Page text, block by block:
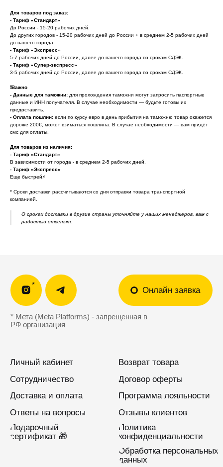
Для товаров под заказ:
- Тариф «Стандарт»
До России - 15-20 рабочих дней.
До других городов - 15-20 рабочих дней до России + в среднем 2-5 рабочих дней
до вашего города.
- Тариф «Экспресс»
5-7 рабочих дней до России, далее до вашего города по срокам СДЭК.
- Тариф «Супер-экспресс»
3-5 рабочих дней до России, далее до вашего города по срокам СДЭК.
❗️Важно
- Данные для таможни: для прохождения таможни могут запросить паспортные
данные и ИНН получателя. В случае необходимости — будьте готовы их
предоставить.
- Оплата пошлин: если по курсу евро в день прибытия на таможню товар окажется
дороже 200€, может взиматься пошлина. В случае необходимости — вам придёт
смс для оплаты.
Для товаров из наличия:
- Тариф «Стандарт»
В зависимости от города - в среднем 2-5 рабочих дней.
- Тариф «Экспресс»
Еще быстрей⚡
* Cроки доставки рассчитываются со дня отправки товара транспортной
компанией.
О сроках доставки в другие страны уточняйте у наших менеджеров, вам с
радостью ответят.
Доставка и оплата
Возврат товара
Договор оферты
конфиденциальности
support@outfit-item.ru
* Мета (Meta Platforms) - запрещенная в
business@outfit-item.ru
*
Сотрудничество
Женщинам
Мужчинам
Подарочный
сертификат 🎁
Личный кабинет